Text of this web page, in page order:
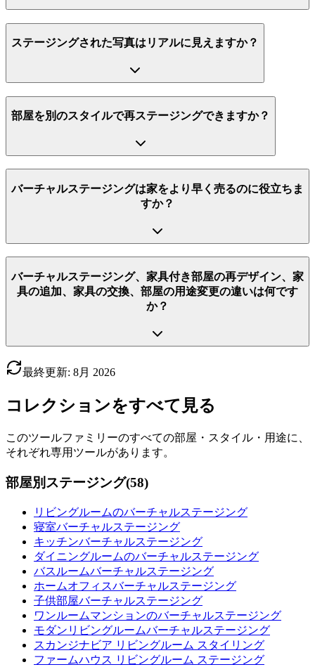
ステージングされた写真はリアルに見えますか？
部屋を別のスタイルで再ステージングできますか？
バーチャルステージングは家をより早く売るのに役立ちま
すか？
バーチャルステージング、家具付き部屋の再デザイン、家
具の追加、家具の交換、部屋の用途変更の違いは何です
か？
最終更新: 8月 2026
コレクションをすべて見る
このツールファミリーのすべての部屋・スタイル・用途に、
それぞれ専用ツールがあります。
部屋別ステージング(58)
リビングルームのバーチャルステージング
寝室バーチャルステージング
キッチンバーチャルステージング
ダイニングルームのバーチャルステージング
バスルームバーチャルステージング
ホームオフィスバーチャルステージング
子供部屋バーチャルステージング
ワンルームマンションのバーチャルステージング
モダンリビングルームバーチャルステージング
スカンジナビア リビングルーム スタイリング
ファームハウス リビングルーム ステージング